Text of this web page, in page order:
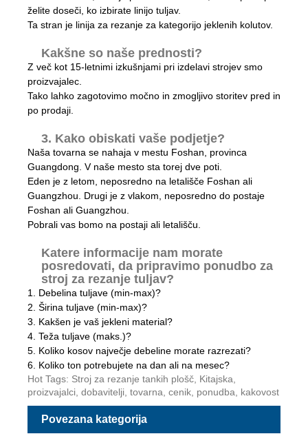
želite doseči, ko izbirate linijo tuljav.
Ta stran je linija za rezanje za kategorijo jeklenih kolutov.
Kakšne so naše prednosti?
Z več kot 15-letnimi izkušnjami pri izdelavi strojev smo
proizvajalec.
Tako lahko zagotovimo močno in zmogljivo storitev pred in
po prodaji.
3. Kako obiskati vaše podjetje?
Naša tovarna se nahaja v mestu Foshan, provinca
Guangdong. V naše mesto sta torej dve poti.
Eden je z letom, neposredno na letališče Foshan ali
Guangzhou. Drugi je z vlakom, neposredno do postaje
Foshan ali Guangzhou.
Pobrali vas bomo na postaji ali letališču.
Katere informacije nam morate
posredovati, da pripravimo ponudbo za
stroj za rezanje tuljav?
1. Debelina tuljave (min-max)?
2. Širina tuljave (min-max)?
3. Kakšen je vaš jekleni material?
4. Teža tuljave (maks.)?
5. Koliko kosov največje debeline morate razrezati?
6. Koliko ton potrebujete na dan ali na mesec?
Hot Tags: Stroj za rezanje tankih plošč, Kitajska,
proizvajalci, dobavitelji, tovarna, cenik, ponudba, kakovost
Povezana kategorija